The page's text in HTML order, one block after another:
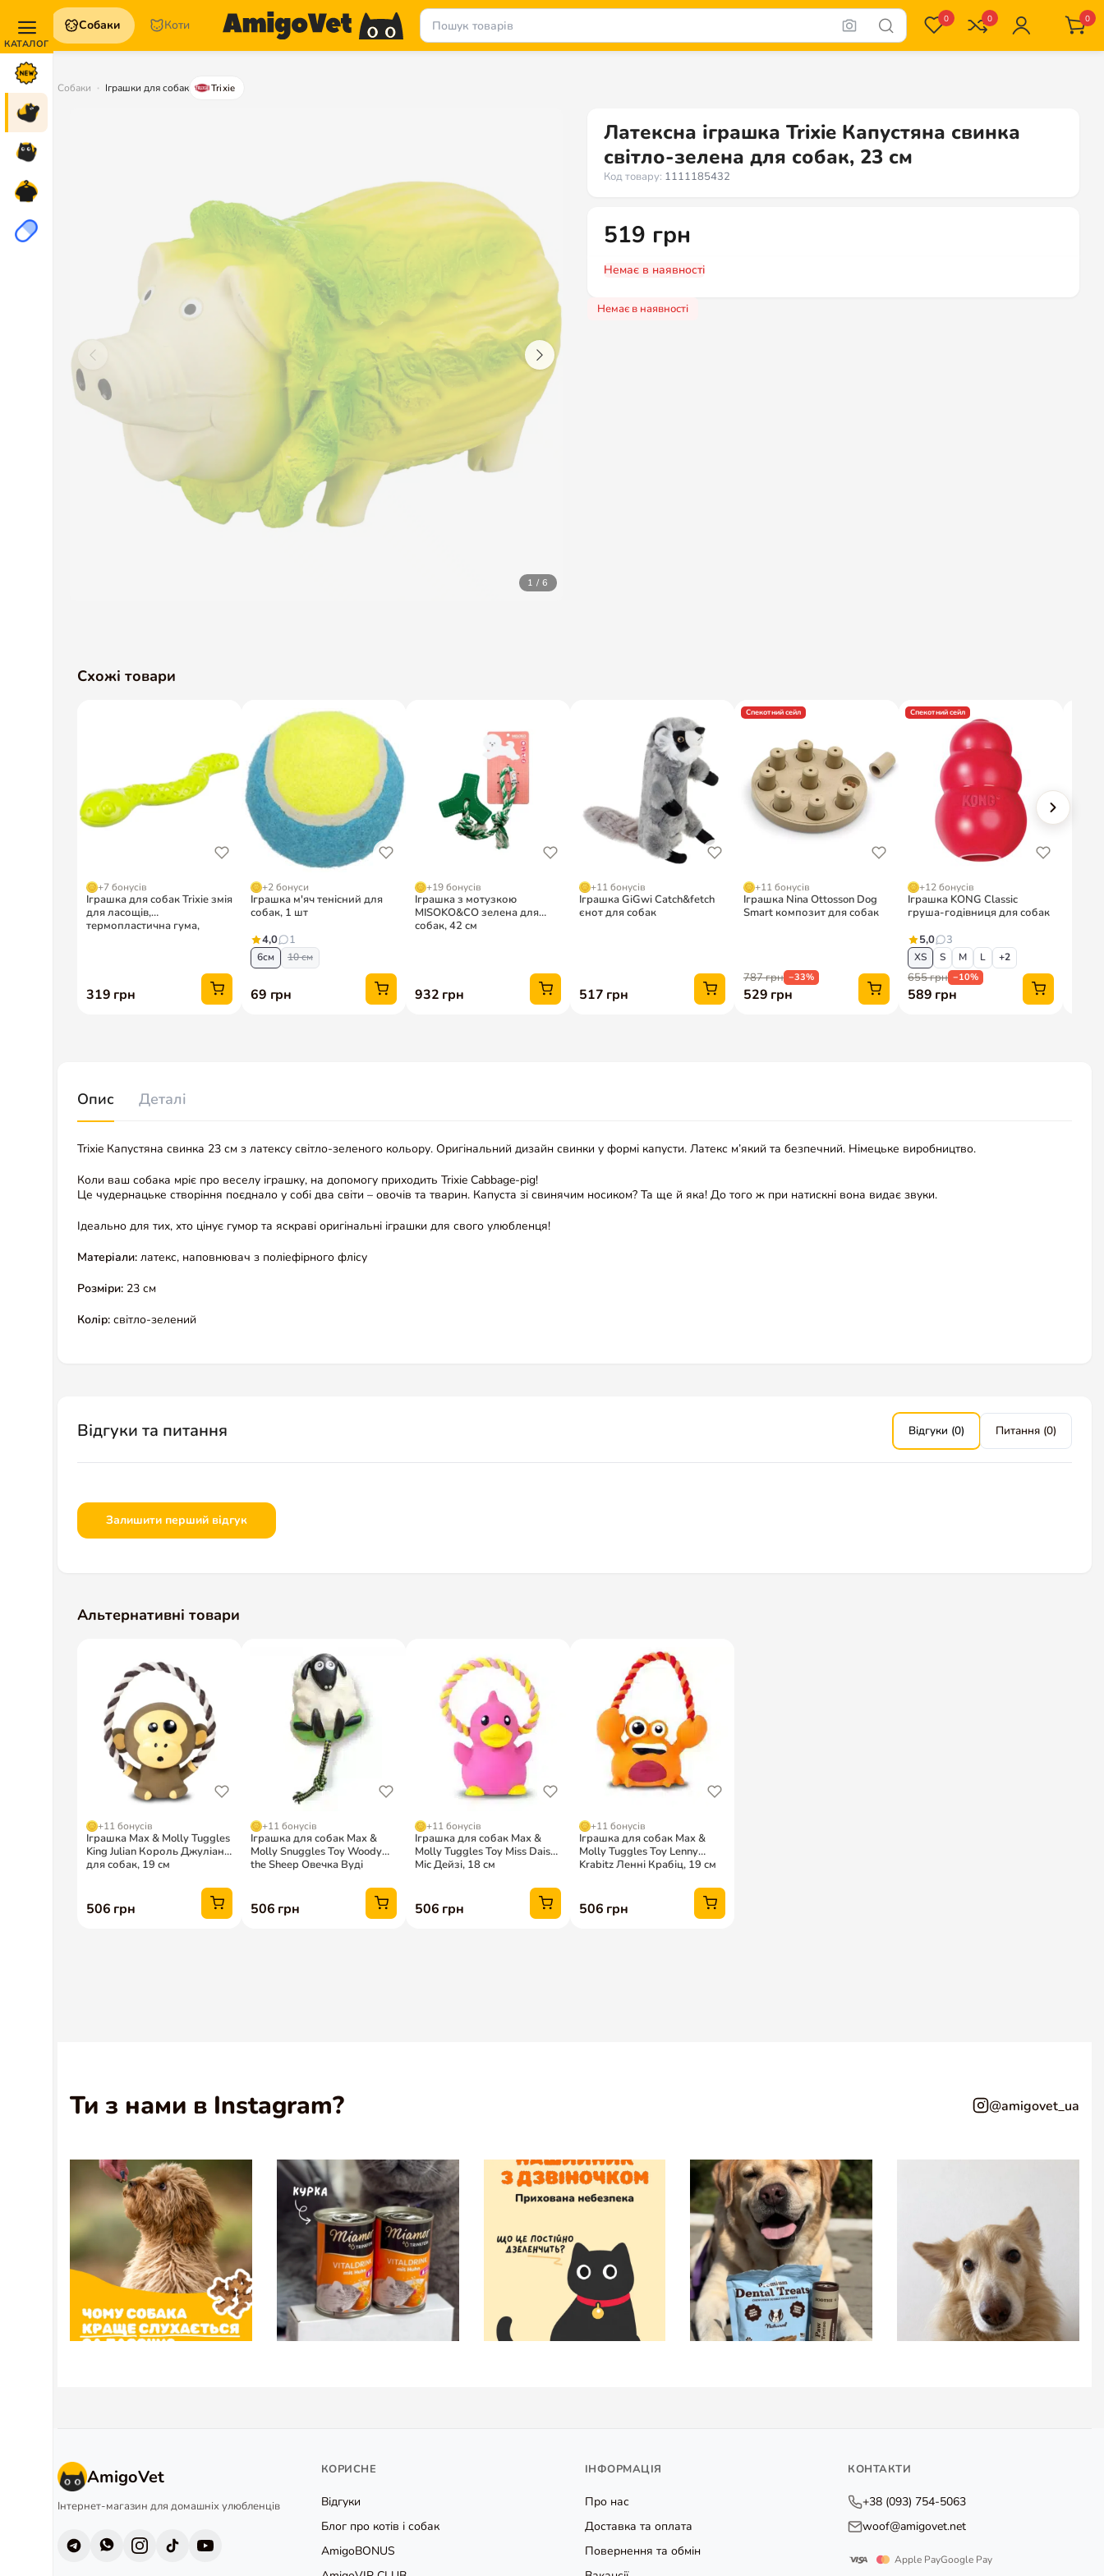
Собаки Коти 0 0 0
Собаки Іграшки для собак Trixie
1 / 6
Латексна іграшка Trixie Капустяна свинка
світло-зелена для собак, 23 см
Код товару: 1111185432
519 грн
Немає в наявності
Немає в наявності
Схожі товари
Опис Деталі
Trixie Капустяна свинка 23 см з латексу світло-зеленого кольору. Оригінальний дизайн свинки у формі капусти. Латекс м’який та безпечний. Німецьке виробництво.
Коли ваш собака мріє про веселу іграшку, на допомогу приходить Trixie Cabbage-pig!
Це чудернацьке створіння поєднало у собі два світи – овочів та тварин. Капуста зі свинячим носиком? Та ще й яка! До того ж при натискні вона видає звуки.
Ідеально для тих, хто цінує гумор та яскраві оригінальні іграшки для свого улюбленця!
Матеріали: латекс, наповнювач з поліефірного флісу
Розміри: 23 см
Колір: світло-зелений
Відгуки та питання Відгуки (0) Питання (0)
Залишити перший відгук
Альтернативні товари
Ти з нами в Instagram? @amigovet_ua
AmigoVet
Інтернет-магазин для домашніх улюбленців
КОРИСНЕ
Відгуки
Блог про котів і собак
AmigoBONUS
ІНФОРМАЦІЯ
Про нас
Доставка та оплата
Повернення та обмін
КОНТАКТИ
+38 (093) 754-5063
woof@amigovet.net
Apple PayGoogle Pay
Новинки